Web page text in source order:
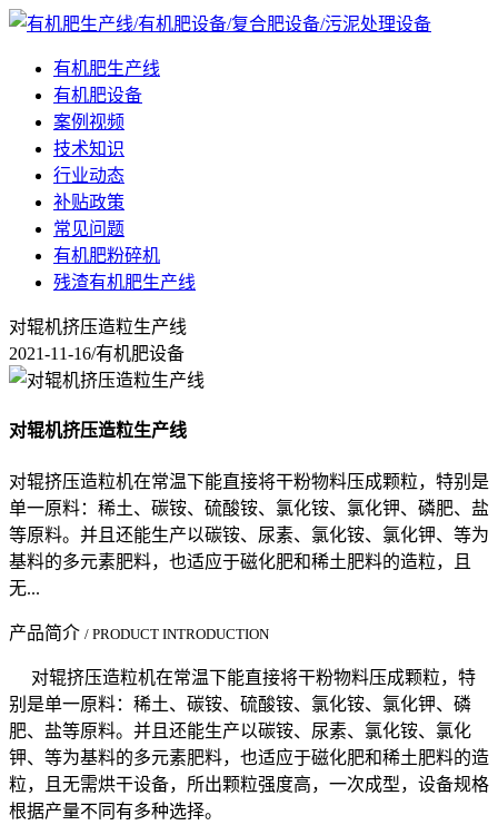
有机肥生产线
有机肥设备
案例视频
技术知识
行业动态
补贴政策
常见问题
有机肥粉碎机
残渣有机肥生产线
对辊机挤压造粒生产线
2021-11-16/有机肥设备
对辊机挤压造粒生产线
对辊挤压造粒机在常温下能直接将干粉物料压成颗粒，特别是
单一原料：稀土、碳铵、硫酸铵、氯化铵、氯化钾、磷肥、盐
等原料。并且还能生产以碳铵、尿素、氯化铵、氯化钾、等为
基料的多元素肥料，也适应于磁化肥和稀土肥料的造粒，且
无...
产品简介 / PRODUCT INTRODUCTION
对辊挤压造粒机在常温下能直接将干粉物料压成颗粒，特
别是单一原料：稀土、碳铵、硫酸铵、氯化铵、氯化钾、磷
肥、盐等原料。并且还能生产以碳铵、尿素、氯化铵、氯化
钾、等为基料的多元素肥料，也适应于磁化肥和稀土肥料的造
粒，且无需烘干设备，所出颗粒强度高，一次成型，设备规格
根据产量不同有多种选择。